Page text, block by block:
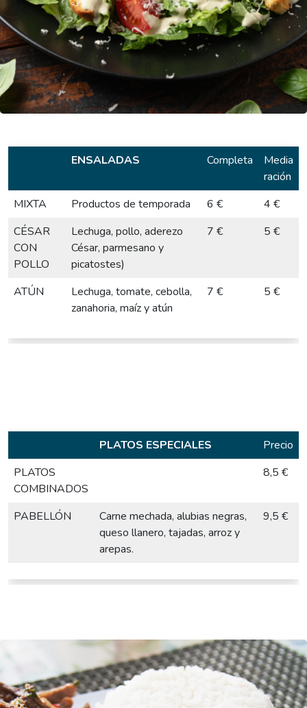
ENSALADAS Completa
Media
ración
MIXTA
Productos de temporada 6 €
4 €
CÉSAR
CON
POLLO
Lechuga, pollo, aderezo
César, parmesano y
picatostes)
7 € 5 €
ATÚN
Lechuga, tomate, cebolla,
zanahoria, maíz y atún
7 € 5 €
PLATOS ESPECIALES
Precio
PLATOS
COMBINADOS
8,5 €
PABELLÓN
Carne mechada, alubias negras,
queso llanero, tajadas, arroz y
arepas.
9,5 €